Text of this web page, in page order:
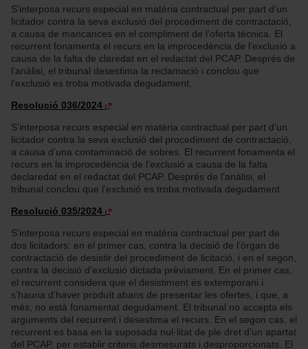
S’interposa recurs especial en matèria contractual per part d’un
licitador contra la seva exclusió del procediment de contractació,
a causa de mancances en el compliment de l’oferta tècnica. El
recurrent fonamenta el recurs en la improcedència de l’exclusió a
causa de la falta de claredat en el redactat del PCAP. Després de
l’anàlisi, el tribunal desestima la reclamació i conclou que
l’exclusió es troba motivada degudament.
Resolució 036/2024
S’interposa recurs especial en matèria contractual per part d’un
licitador contra la seva exclusió del procediment de contractació,
a causa d’una contaminació de sobres. El recurrent fonamenta el
recurs en la improcedència de l’exclusió a causa de la falta
declaredat en el redactat del PCAP. Després de l’anàlisi, el
tribunal conclou que l’exclusió es troba motivada degudament.
Resolució 035/2024
S’interposa recurs especial en matèria contractual per part de
dos licitadors: en el primer cas, contra la decisió de l’òrgan de
contractació de desistir del procediment de licitació, i en el segon,
contra la decisió d’exclusió dictada prèviament. En el primer cas,
el recurrent considera que el desistiment és extemporani i
s’hauria d’haver produït abans de presentar les ofertes, i que, a
més, no està fonamentat degudament. El tribunal no accepta els
arguments del recurrent i desestima el recurs. En el segon cas, el
recurrent es basa en la suposada nul·litat de ple dret d’un apartat
del PCAP, per establir criteris desmesurats i desproporcionats. El